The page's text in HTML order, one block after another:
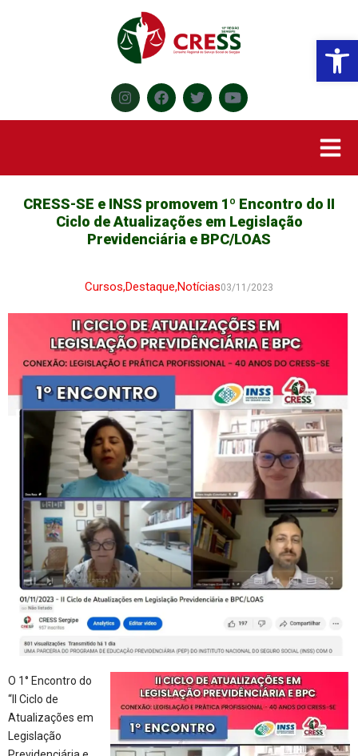
CRESS-SE e INSS promovem 1º Encontro do II
Ciclo de Atualizações em Legislação
Previdenciária e BPC/LOAS
Cursos,Destaque,Notícias03/11/2023
O 1° Encontro do
“II Ciclo de
Atualizações em
Legislação